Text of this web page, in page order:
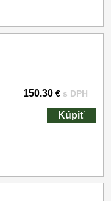
150.30 € s DPH
Kúpiť